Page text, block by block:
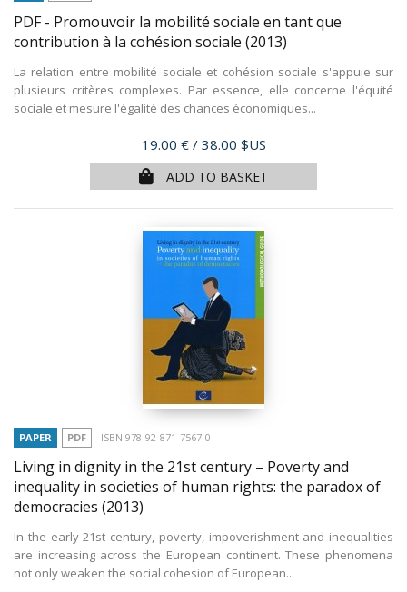
PDF - Promouvoir la mobilité sociale en tant que
contribution à la cohésion sociale (2013)
La relation entre mobilité sociale et cohésion sociale s'appuie sur
plusieurs critères complexes. Par essence, elle concerne l'équité
sociale et mesure l'égalité des chances économiques...
Price
19.00 € / 38.00 $US
ADD TO BASKET
PAPER PDF ISBN 978-92-871-7567-0
Living in dignity in the 21st century – Poverty and
inequality in societies of human rights: the paradox of
democracies (2013)
In the early 21st century, poverty, impoverishment and inequalities
are increasing across the European continent. These phenomena
not only weaken the social cohesion of European...